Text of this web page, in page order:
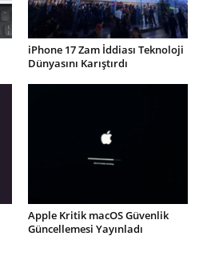
iPhone 17 Zam İddiası Teknoloji
Dünyasını Karıştırdı
Apple Kritik macOS Güvenlik
Güncellemesi Yayınladı